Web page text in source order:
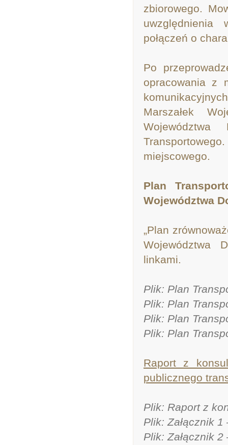
zbiorowego.
uwzględnienia
połączeń o
Po
opracowania z
Marszałek
miejscowego.
Plan
Województwa
„Plan
Województwa
linkami.
Plik: Plan
Plik: Plan
Plik: Plan
Plik: Plan
Raport z
publicznego
Plik: Raport z
Plik: Załącznik
Plik: Załącznik